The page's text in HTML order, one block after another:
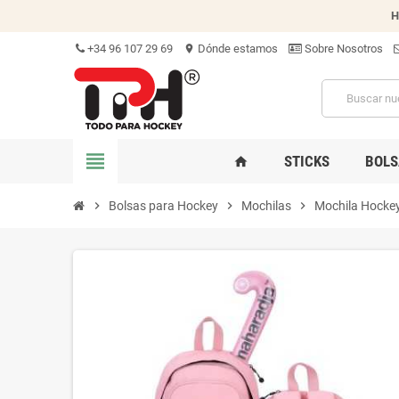
+34 96 107 29 69 location_on Dónde estamos Sobre Nosotros
view_headline home STICKS
chevron_right Bolsas para Hockey chevron_right Mochilas chevron_right Mochila